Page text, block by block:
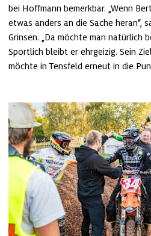
bei Hoffmann bemerkbar. „Wenn
etwas anders an die Sache heran“,
Grinsen. „Da möchte man natürlich
Sportlich bleibt er ehrgeizig. Sein
möchte in Tensfeld erneut in die